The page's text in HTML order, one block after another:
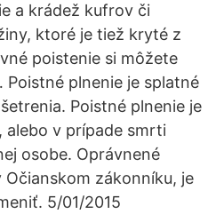
a krádež kufrov či
ktoré je tiež kryté z
poistenie si môžete
plnenie je splatné
Poistné plnenie je
alebo v prípade smrti
osobe. Oprávnené
zákonníku, je
5/01/2015